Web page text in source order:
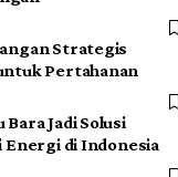
Strategis
Pertahanan
Jadi Solusi
di Indonesia